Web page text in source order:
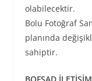
olabilecektir.
Bolu Fotoğraf
planında
sahiptir.